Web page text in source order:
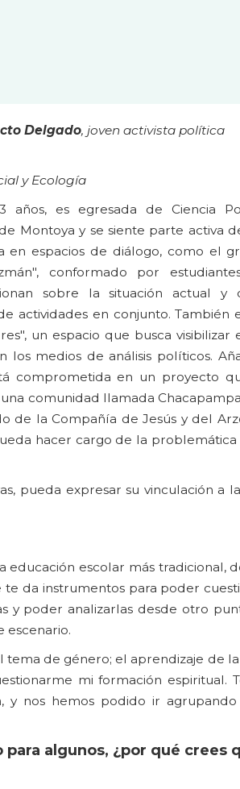
Delgado, joven activista política
y Ecología
años, es egresada de Ciencia
Montoya y se siente parte activa
en espacios de diálogo, como el
conformado por
sobre la situación actual y
actividades en conjunto. También
un espacio que busca visibilizar
los medios de análisis políticos.
comprometida en un proyecto
comunidad llamada
de la Compañía de Jesús y del
hacer cargo de la problemática
pueda expresar su vinculación a
escolar más tradicional,
te da instrumentos para poder
y poder analizarlas desde otro
escenario.
tema de género; el aprendizaje de
mi formación espiritual.
y nos hemos podido ir
algunos, ¿por qué crees